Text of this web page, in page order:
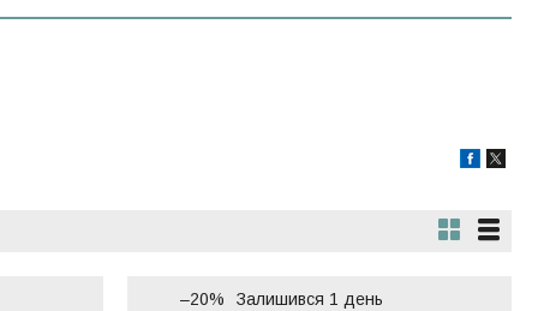
–20% Залишився 1 день